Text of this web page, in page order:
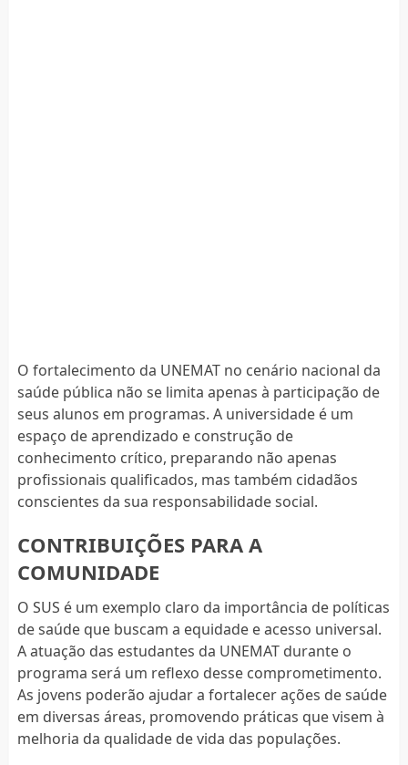
O fortalecimento da UNEMAT no cenário nacional da
saúde pública não se limita apenas à participação de
seus alunos em programas. A universidade é um
espaço de aprendizado e construção de
conhecimento crítico, preparando não apenas
profissionais qualificados, mas também cidadãos
conscientes da sua responsabilidade social.
CONTRIBUIÇÕES PARA A
COMUNIDADE
O SUS é um exemplo claro da importância de políticas
de saúde que buscam a equidade e acesso universal.
A atuação das estudantes da UNEMAT durante o
programa será um reflexo desse comprometimento.
As jovens poderão ajudar a fortalecer ações de saúde
em diversas áreas, promovendo práticas que visem à
melhoria da qualidade de vida das populações.